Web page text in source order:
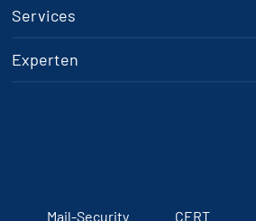
Services
Experten
Mail-Security CERT